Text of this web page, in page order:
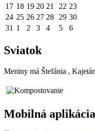
17 18 19 20 21 22 23
24 25 26 27 28 29 30
31 1 2 3 4 5 6
Sviatok
Meniny má Štefánia ,
Mobilná aplikácia